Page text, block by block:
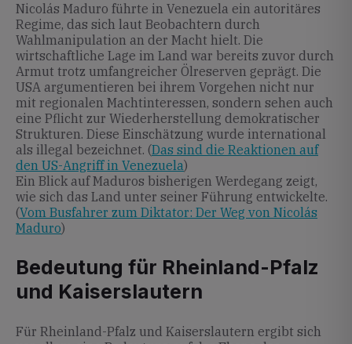
Nicolás Maduro führte in Venezuela ein autoritäres
Regime, das sich laut Beobachtern durch
Wahlmanipulation an der Macht hielt. Die
wirtschaftliche Lage im Land war bereits zuvor durch
Armut trotz umfangreicher Ölreserven geprägt. Die
USA argumentieren bei ihrem Vorgehen nicht nur
mit regionalen Machtinteressen, sondern sehen auch
eine Pflicht zur Wiederherstellung demokratischer
Strukturen. Diese Einschätzung wurde international
als illegal bezeichnet. (Das sind die Reaktionen auf
den US-Angriff in Venezuela)
Ein Blick auf Maduros bisherigen Werdegang zeigt,
wie sich das Land unter seiner Führung entwickelte.
(Vom Busfahrer zum Diktator: Der Weg von Nicolás
Maduro)
Bedeutung für Rheinland-Pfalz
und Kaiserslautern
Für Rheinland-Pfalz und Kaiserslautern ergibt sich